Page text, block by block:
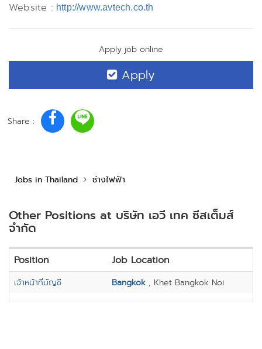
Website : http://www.avtech.co.th
Apply job online
Apply
Share :
Jobs in Thailand ช่างไฟฟ้า
Other Positions at บริษัท เอวี เทค ซีสเต็มส์
จำกัด
Position Job Location
เจ้าหน้าที่บัญชี Bangkok , Khet Bangkok Noi